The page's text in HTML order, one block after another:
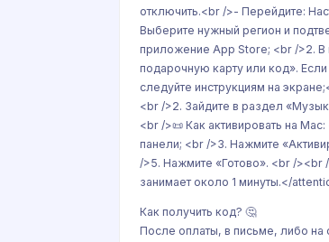
отключить.<br />- Перейдите:
Выберите нужный регион и
приложение App Store; <br />2. В
подарочную карту или код».
следуйте инструкциям на
<br />2. Зайдите в раздел
<br />📜 Как активировать на
панели; <br />3. Нажмите
/>5. Нажмите «Готово». <br /><br
занимает около 1 минуты.</
Как получить код? 🤔
После оплаты, в письме, либо на